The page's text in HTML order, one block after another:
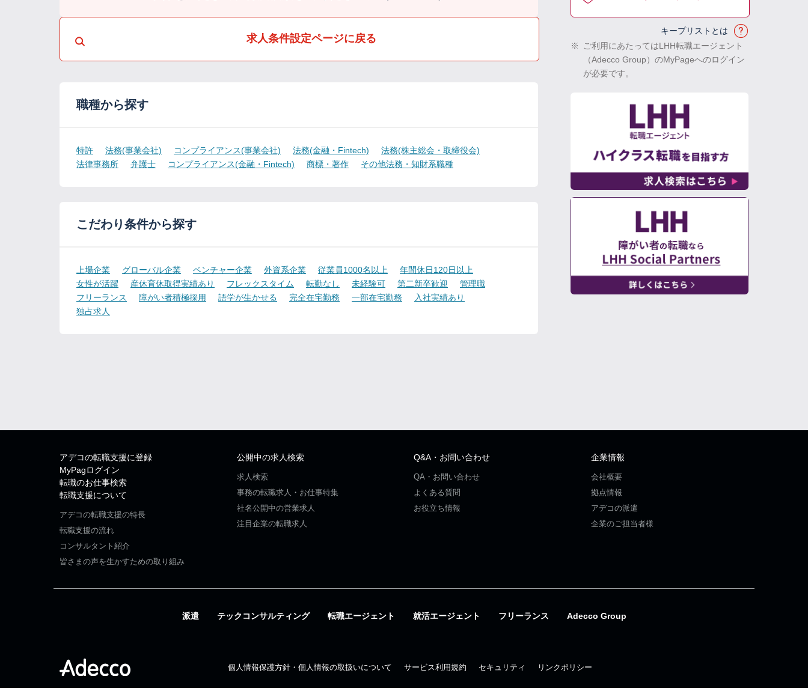
求人条件設定ページに戻る
職種から探す
特許 法務(事業会社) コンプライアンス(事業会社) 法務(金融・Fintech)
法務(株主総会・取締役会)
法律事務所
弁護士 コンプライアンス(金融・Fintech) 商標・著作 その他法務・知財系職種
こだわり条件から探す
上場企業 グローバル企業 ベンチャー企業 外資系企業 従業員1000名以上
年間休日120日以上
女性が活躍
産休育休取得実績あり フレックスタイム 転勤なし 未経験可 第二新卒歓迎
管理職
フリーランス
障がい者積極採用 語学が生かせる 完全在宅勤務 一部在宅勤務
入社実績あり
独占求人
キープリストとは
※
ご利用にあたってはLHH転職エージェント
（Adecco Group）のMyPageへのログイン
が必要です。
アデコの転職支援に登録
MyPagログイン
転職のお仕事検索
転職支援について
アデコの転職支援の特長
転職支援の流れ
コンサルタント紹介
皆さまの声を生かすための取り組み
公開中の求人検索
求人検索
事務の転職求人・お仕事特集
社名公開中の営業求人
注目企業の転職求人
Q&A・お問い合わせ
QA・お問い合わせ
よくある質問
お役立ち情報
企業情報
会社概要
拠点情報
アデコの派遣
企業のご担当者様
派遣 テックコンサルティング 転職エージェント 就活エージェント フリーランス Adecco Group
個人情報保護方針・個人情報の取扱いについて サービス利用規約 セキュリティ リンクポリシー